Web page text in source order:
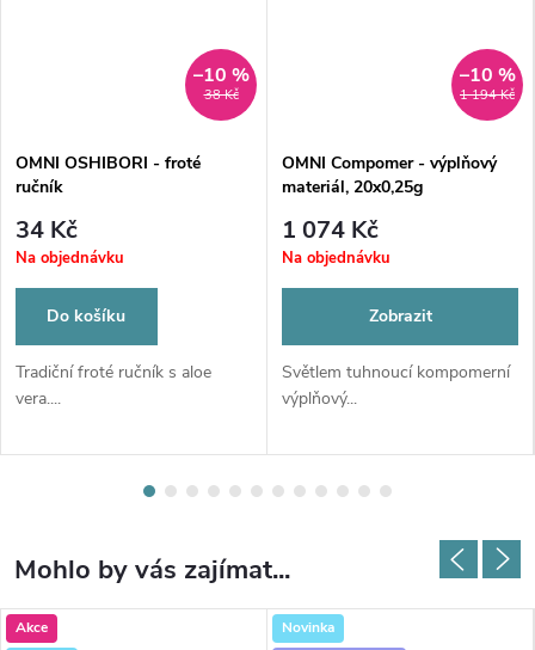
38 Kč
–10 %
OMNI OSHIBORI - froté
ručník
34 Kč
Na objednávku
Do košíku
Tradiční froté ručník s aloe
vera....
1 194 Kč
–10 %
OMNI Compomer - výplňový
materiál, 20x0,25g
1 074 Kč
Na objednávku
Zobrazit
Světlem tuhnoucí kompomerní
výplňový...
Mohlo by vás zajímat...
Akce
Novinka